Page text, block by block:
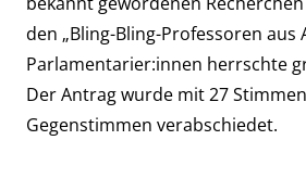
den „Bling-Bling-Professoren aus
Parlamentarier:innen herrschte
Der Antrag wurde mit 27
Gegenstimmen verabschiedet.